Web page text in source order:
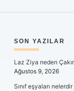
SON YAZILAR
Laz Ziya neden
Ağustos 9, 2026
Sınıf eşyaları nelerdir